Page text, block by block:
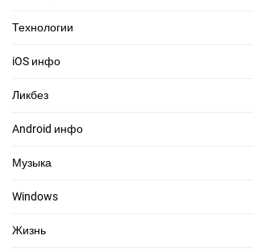
Технологии
iOS инфо
Ликбез
Android инфо
Музыка
Windows
Жизнь